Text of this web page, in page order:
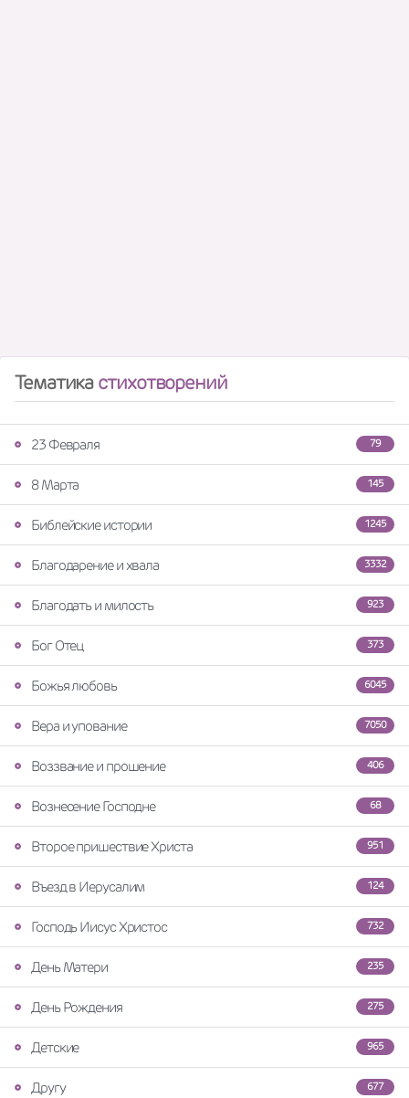
Тематикастихотворений
79
23 Февраля
145
8 Марта
1245
Библейские истории
3332
Благодарение и хвала
923
Благодать и милость
373
Бог Отец
6045
Божья любовь
7050
Вера и упование
406
Воззвание и прошение
68
Вознесение Господне
951
Второе пришествие Христа
124
Въезд в Иерусалим
732
Господь Иисус Христос
235
День Матери
275
День Рождения
965
Детские
677
Другу